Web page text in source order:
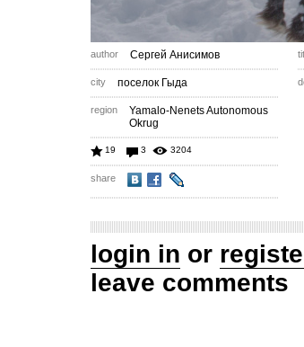
author Сергей Анисимов
city поселок Гыда
region
Yamalo-Nenets Autonomous
Okrug
19 3 3204
share
login in or
leave comments